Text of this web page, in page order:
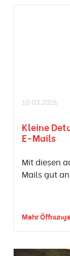
10.03.2026
Kleine
E-Mails
Mit diesen
Mails gut
Mehr